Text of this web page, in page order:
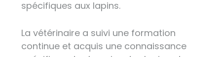
spécifiques aux lapins.
La vétérinaire a suivi une formation
continue et acquis une connaissance